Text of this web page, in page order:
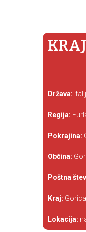
KRAJ
Država:
Regija:
Pokrajina:
Občina:
Poštna
Kraj: Gorica
Lokacija: